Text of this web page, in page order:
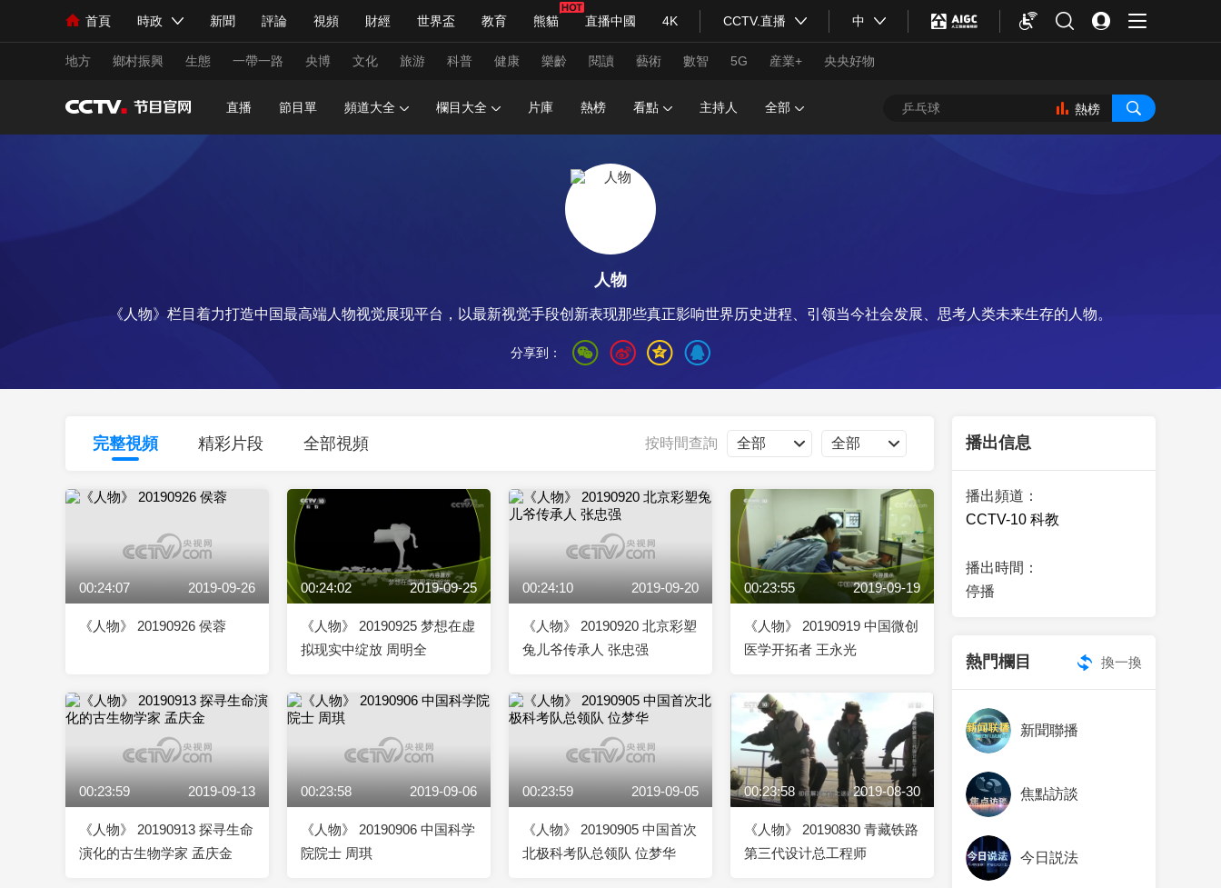
首頁 時政 新聞 評論 視頻 財經 世界盃 教育 熊貓 直播中國 4K CCTV.直播 中
人民領袖習近平 聯播+ 中國領導人 央視快評 習式妙語 熱解讀 天天學習
直播 片庫 欄目大全 節目單 聽音 微視頻 主持人 下載央視影音
海外頻道 iPanda English Монгол
地方 鄉村振興 生態 一帶一路 央博 文化 旅游 科普 健康 樂齡 閱讀 藝術 數智 5G 産業+ 央央好物
人物
央視網評 光華銳評
全景新聞
現場 前線 比劃 快看 藍海中國 新兵請入列 人生第一次 人生第二次
NBA 中超 國足 國際足球
VIP會員 CCTV奧林匹克頻道 生活體育大會 體育江湖 文化體育 冰雪道路 足球道路
財經 教育 鄉村振興 生態環境 一帶一路 科普 健康 樂齡 閱讀 藝術 汽車 數智 5G
網展 央央好物
CCTV.節目官網 直播 節目單 欄目 收視榜 總台企業白名單
直播 節目單 頻道大全 欄目大全 片庫 熱榜 看點 主持人 全部 熱榜
人物
《人物》栏目着力打造中国最高端人物视觉展现平台，以最新视觉手段创新表现那些真正影响世界历史进程、引领当今社会发展、思考人类未来生存的人物。
分享到：
完整視頻 精彩片段 全部視頻 按時間查詢
00:24:07 2019-09-26
《人物》 20190926 侯蓉
00:24:02 2019-09-25
《人物》 20190925 梦想在虚
拟现实中绽放 周明全
00:24:10 2019-09-20
《人物》 20190920 北京彩塑
兔儿爷传承人 张忠强
00:23:55 2019-09-19
《人物》 20190919 中国微创
医学开拓者 王永光
00:23:59 2019-09-13
《人物》 20190913 探寻生命
演化的古生物学家 孟庆金
00:23:58 2019-09-06
《人物》 20190906 中国科学
院院士 周琪
00:23:59 2019-09-05
《人物》 20190905 中国首次
北极科考队总领队 位梦华
00:23:58 2019-08-30
《人物》 20190830 青藏铁路
第三代设计总工程师
播出信息
播出頻道：
CCTV-10 科教
播出時間：
停播
熱門欄目
新聞聯播
焦點訪談
今日説法
換一換